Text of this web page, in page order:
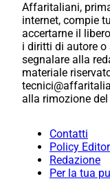
Affaritaliani,
internet, compie
accertarne il
i diritti di autore
segnalare alla
materiale
alla rimozione
Contatti
Policy
Redazione
Per la tua